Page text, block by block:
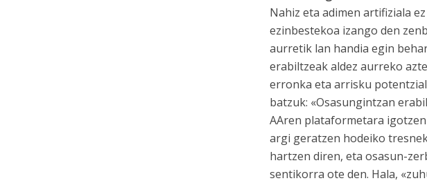
Nahiz eta adimen artifiziala
ezinbestekoa izango den
aurretik lan handia egin
erabiltzeak aldez aurreko
erronka eta arrisku
batzuk: «Osasungintzan
AAren plataformetara
argi geratzen hodeiko
hartzen diren, eta osasun-
sentikorra ote den. Hala,